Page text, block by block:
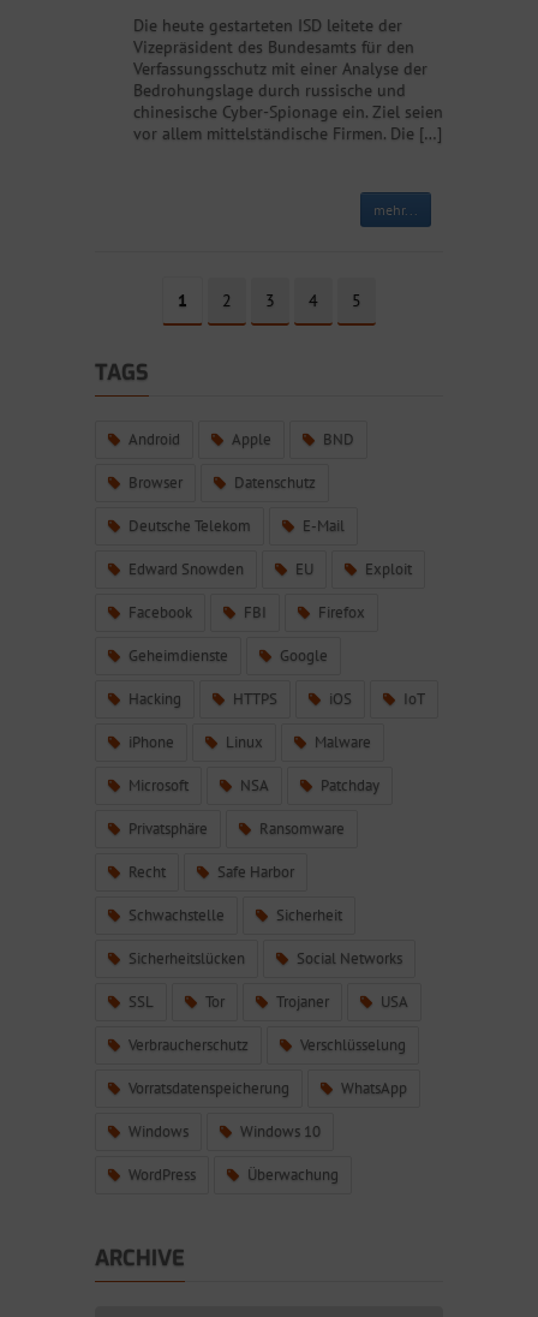
Die heute gestarteten ISD leitete der
Vizepräsident des Bundesamts für den
Verfassungsschutz mit einer Analyse der
Bedrohungslage durch russische und
chinesische Cyber-Spionage ein. Ziel seien
vor allem mittelständische Firmen. Die […]
mehr...
1 2 3 4 5
TAGS
Android Apple BND
Browser Datenschutz
Deutsche Telekom E-Mail
Edward Snowden EU Exploit
Facebook FBI Firefox
Geheimdienste Google
Hacking HTTPS iOS IoT
iPhone Linux Malware
Microsoft NSA Patchday
Privatsphäre Ransomware
Recht Safe Harbor
Schwachstelle Sicherheit
Sicherheitslücken Social Networks
SSL Tor Trojaner USA
Verbraucherschutz Verschlüsselung
Vorratsdatenspeicherung WhatsApp
Windows Windows 10
WordPress Überwachung
ARCHIVE